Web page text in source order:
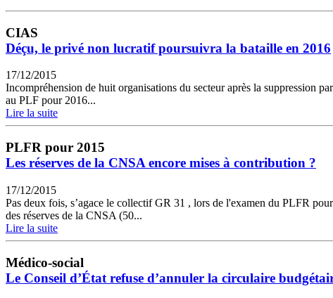
CIAS
Déçu, le privé non lucratif poursuivra la bataille en 2016
17/12/2015
Incompréhension de huit organisations du secteur après la suppression
au PLF pour 2016...
Lire la suite
PLFR pour 2015
Les réserves de la CNSA encore mises à contribution ?
17/12/2015
Pas deux fois, s’agace le collectif GR 31 , lors de l'examen du PLFR
des réserves de la CNSA (50...
Lire la suite
Médico-social
Le Conseil d’État refuse d’annuler la circulaire